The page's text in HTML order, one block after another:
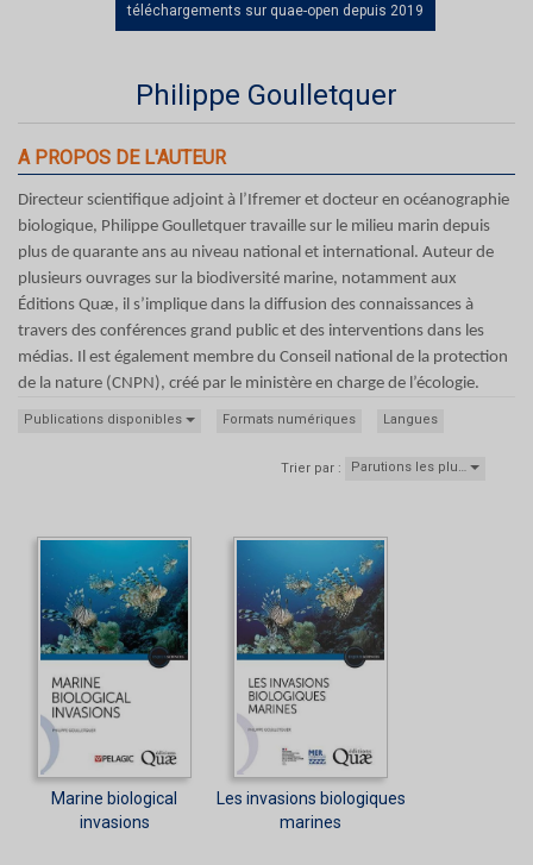
téléchargements sur quae-open depuis 2019
Philippe Goulletquer
A PROPOS DE L'AUTEUR
Directeur scientifique adjoint à l’Ifremer et docteur en océanographie
biologique, Philippe Goulletquer travaille sur le milieu marin depuis
plus de quarante ans au niveau national et international. Auteur de
plusieurs ouvrages sur la biodiversité marine, notamment aux
Éditions Quæ, il s’implique dans la diffusion des connaissances à
travers des conférences grand public et des interventions dans les
médias. Il est également membre du Conseil national de la protection
de la nature (CNPN), créé par le ministère en charge de l’écologie.
Publications disponibles Formats numériques Langues
Trier par : Parutions les plu…
Marine biological
invasions
Les invasions biologiques
marines